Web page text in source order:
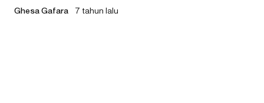
Ghesa Gafara 7 tahun lalu